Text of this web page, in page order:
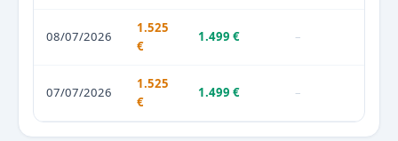
08/07/2026
1.525
€
1.499 € –
07/07/2026
1.525
€
1.499 € –